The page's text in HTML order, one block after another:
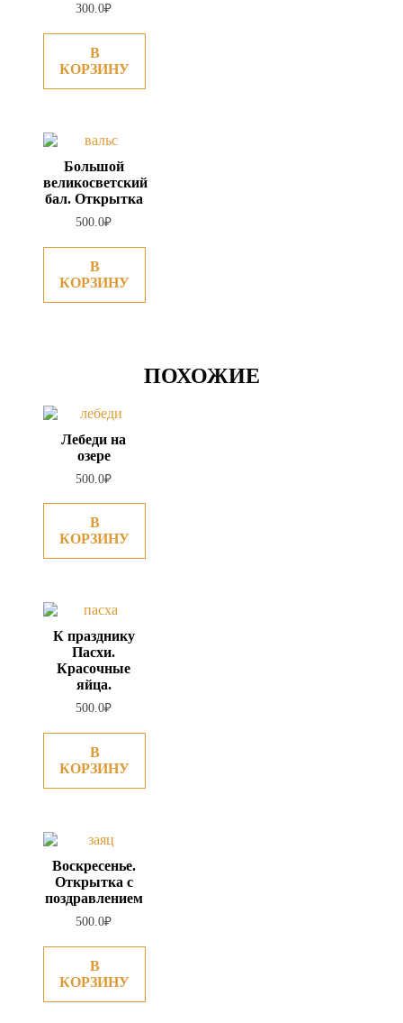
300.0₽
В
КОРЗИНУ
Большой
великосветский
бал. Открытка
500.0₽
В
КОРЗИНУ
ПОХОЖИЕ
Лебеди на
озере
500.0₽
В
КОРЗИНУ
К празднику
Пасхи.
Красочные
яйца.
500.0₽
В
КОРЗИНУ
Воскресенье.
Открытка с
поздравлением
500.0₽
В
КОРЗИНУ